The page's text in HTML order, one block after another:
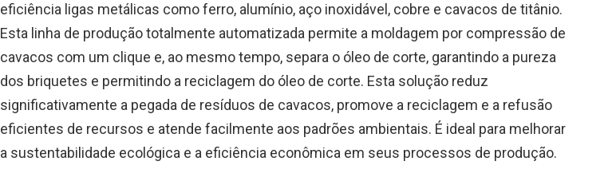
eficiência ligas metálicas como ferro, alumínio, aço inoxidável, cobre e cavacos de titânio.
Esta linha de produção totalmente automatizada permite a moldagem por compressão de
cavacos com um clique e, ao mesmo tempo, separa o óleo de corte, garantindo a pureza
dos briquetes e permitindo a reciclagem do óleo de corte. ​Esta solução reduz
significativamente a pegada de resíduos de cavacos, promove a reciclagem e a refusão
eficientes de recursos e atende facilmente aos padrões ambientais.​ É ideal para melhorar
a sustentabilidade ecológica e a eficiência econômica em seus processos de produção.